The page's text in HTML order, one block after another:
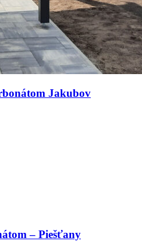
Jakubov
– Piešťany